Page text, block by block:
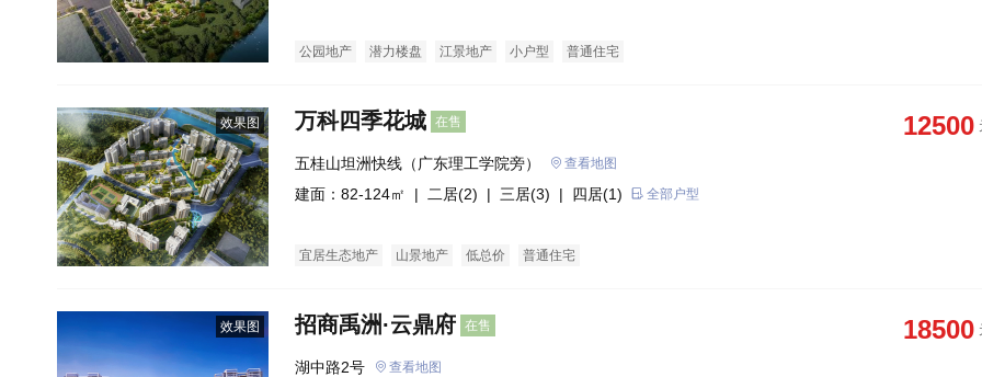
公园地产 潜力楼盘 江景地产 小户型 普通住宅
效果图 万科四季花城 在售 12500
五桂山坦洲快线（广东理工学院旁） 查看地图
建面：82-124㎡ | 二居(2) | 三居(3) | 四居(1) 全部户型
宜居生态地产 山景地产 低总价 普通住宅
效果图 招商禹洲·云鼎府 在售 18500
湖中路2号 查看地图